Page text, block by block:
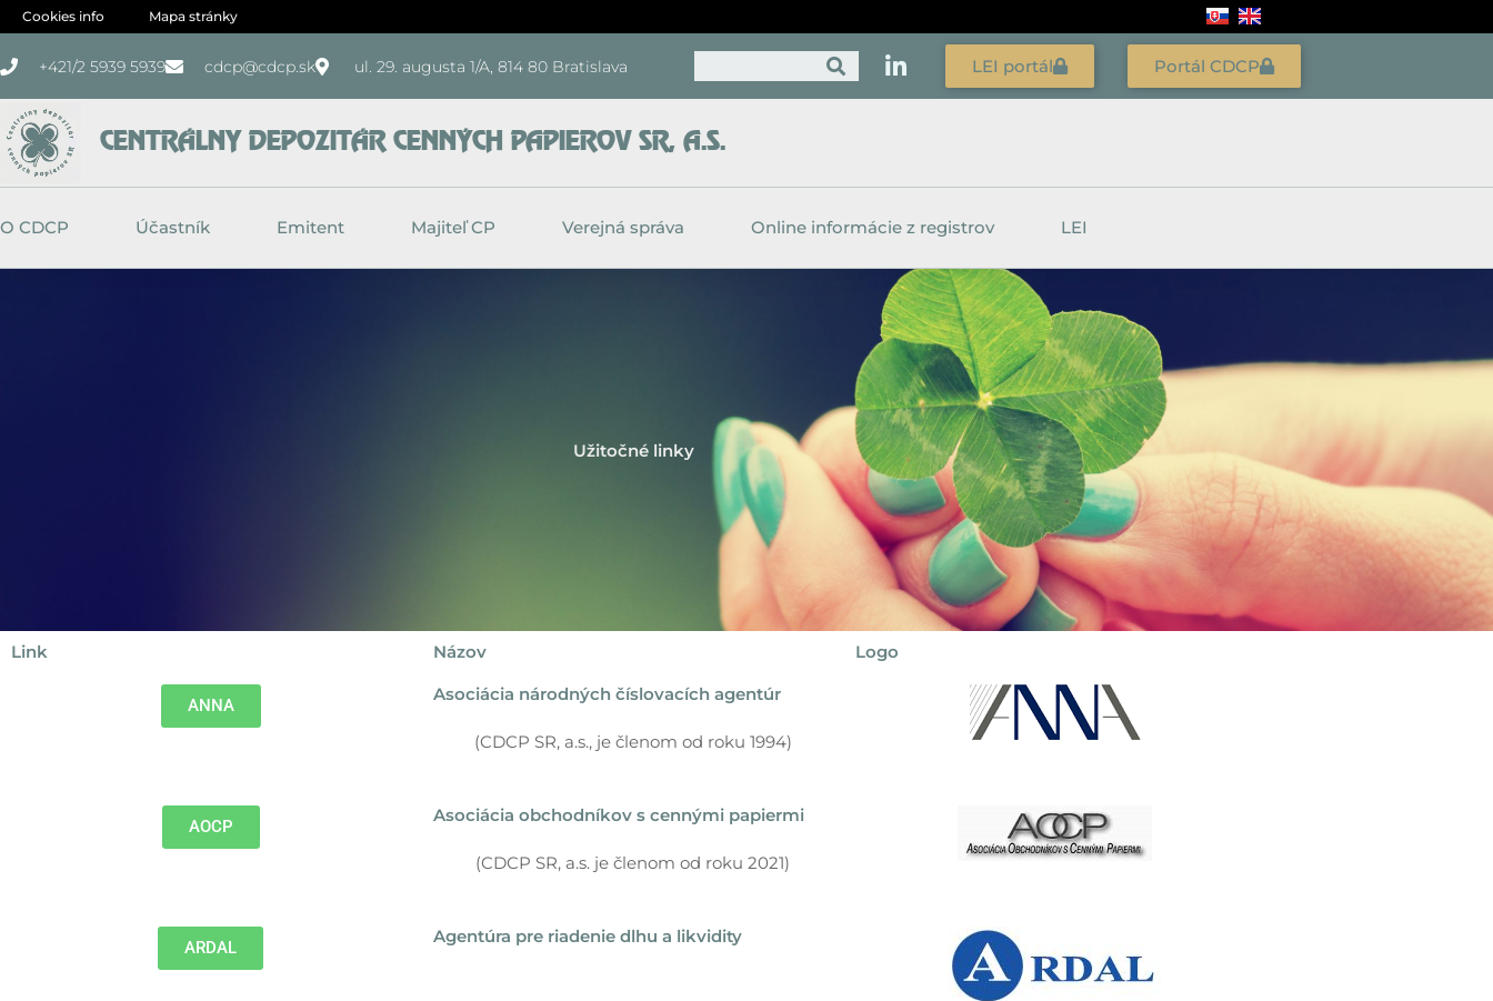
Preskočiť
obsah
Cookies info Mapa stránky
+421/2 5939 5939 cdcp@cdcp.sk ul. 29. augusta 1/A, 814 80 Bratislava LEI portál Portál CDCP
CENTRÁLNY DEPOZITÁR CENNÝCH PAPIEROV SR, A.S.
O CDCP Účastník Emitent Majiteľ CP Verejná správa Online informácie z registrov LEI
Užitočné linky
Link Názov Logo
ANNA
Asociácia národných číslovacích agentúr
(CDCP SR, a.s., je členom od roku 1994)
AOCP
Asociácia obchodníkov s cennými papiermi
(CDCP SR, a.s. je členom od roku 2021)
ARDAL
Agentúra pre riadenie dlhu a likvidity